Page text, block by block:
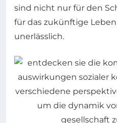
sind nicht nur für den
für das zukünftige
unerlässlich.